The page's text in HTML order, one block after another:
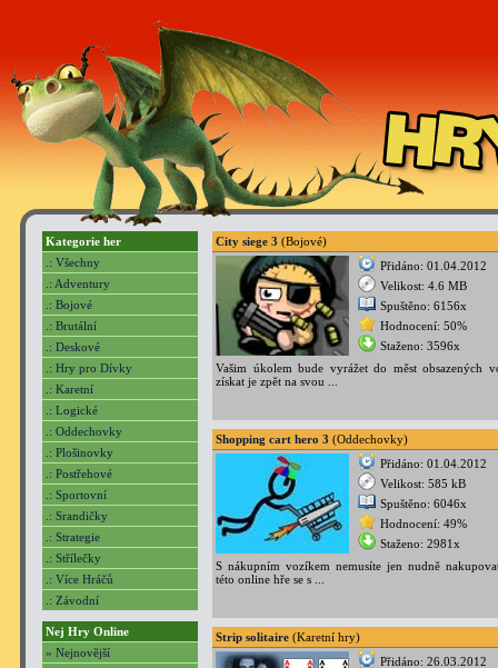
Kategorie her
.: Všechny
.: Adventury
.: Bojové
.: Brutální
.: Deskové
.: Hry pro Dívky
.: Karetní
.: Logické
.: Oddechovky
.: Plošinovky
.: Postřehové
.: Sportovní
.: Srandičky
.: Strategie
.: Střílečky
.: Více Hráčů
.: Závodní
Nej Hry Online
» Nejnovější
City siege 3 (Bojové)
Přidáno: 01.04.2012
Velikost: 4.6 MB
Spuštěno: 6156x
Hodnocení: 50%
Staženo: 3596x
Vašim úkolem bude vyrážet do měst obsazených
získat je zpět na svou ...
Shopping cart hero 3 (Oddechovky)
Přidáno: 01.04.2012
Velikost: 585 kB
Spuštěno: 6046x
Hodnocení: 49%
Staženo: 2981x
S nákupním vozíkem nemusíte jen nudně
této online hře se s ...
Strip solitaire (Karetní hry)
Přidáno: 26.03.2012